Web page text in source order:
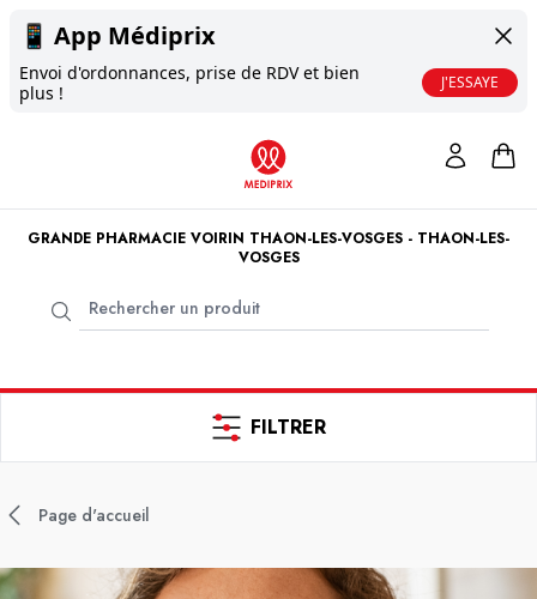
📱 App Médiprix
Envoi d'ordonnances, prise de RDV et bien
plus !
J'ESSAYE
GRANDE PHARMACIE VOIRIN THAON-LES-VOSGES - THAON-LES-
VOSGES
FILTRER
Page d'accueil